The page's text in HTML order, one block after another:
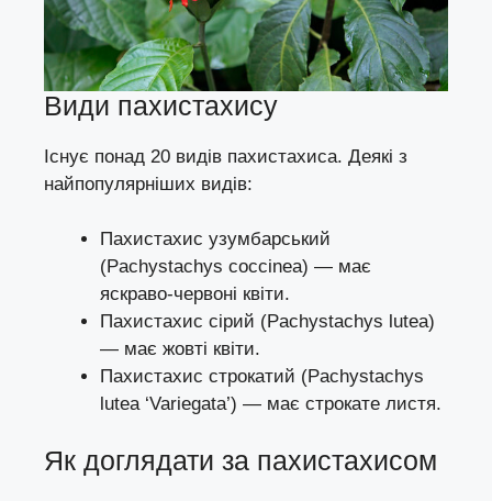
Види пахистахису
Існує понад 20 видів пахистахиса. Деякі з
найпопулярніших видів:
Пахистахис узумбарський
(Pachystachys coccinea) — має
яскраво-червоні квіти.
Пахистахис сірий (Pachystachys lutea)
— має жовті квіти.
Пахистахис строкатий (Pachystachys
lutea ‘Variegata’) — має строкате листя.
Як доглядати за пахистахисом